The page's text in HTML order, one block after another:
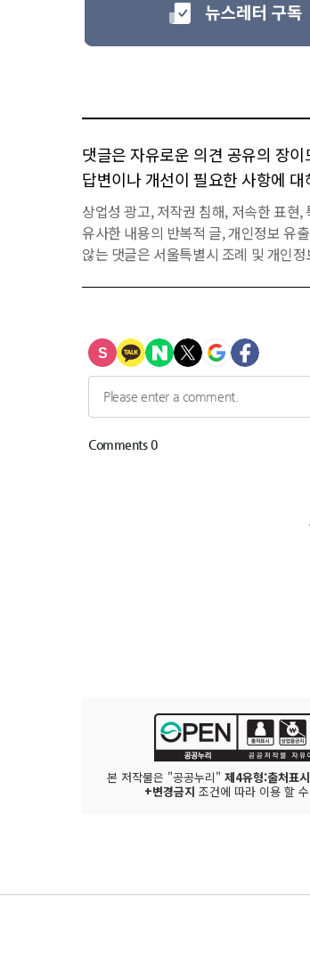
댓글은 자유로운 의견 공유의 장
답변이나 개선이 필요한 사항에 대
상업성 광고, 저작권 침해, 저속한 표현
유사한 내용의 반복적 글, 개인정보 유
않는 댓글은 서울특별시 조례 및 개인
본 저작물은 "공공누리" 제4유형:출처표
+변경금지 조건에 따라 이용 할